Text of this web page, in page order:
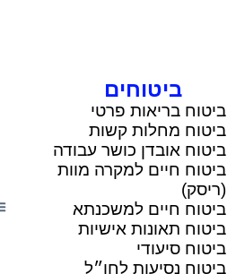
ביטוחים
ביטוח בריאות פרטי
ביטוח מחלות קשות
ביטוח אובדן כושר עבודה
ביטוח חיים למקרה מוות
(ריסק)
ביטוח חיים למשכנתא
ביטוח תאונות אישיות
ביטוח סיעודי
ביטוח נסיעות לחו״ל